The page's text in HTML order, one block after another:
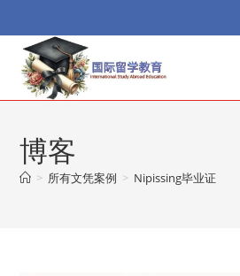
to
content
博客
> 所有文凭案例 > Nipissing毕业证